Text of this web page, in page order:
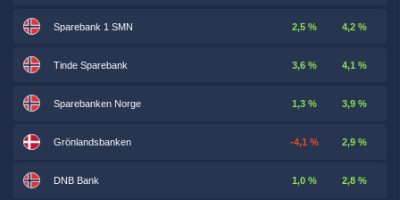
Sparebank 1 SMN 2,5 % 4,2 %
Tinde Sparebank 3,6 % 4,1 %
Sparebanken Norge 1,3 % 3,9 %
Grönlandsbanken -4,1 % 2,9 %
DNB Bank 1,0 % 2,8 %